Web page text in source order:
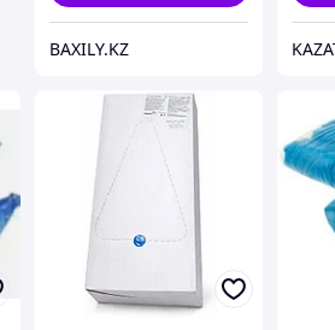
BAXILY.KZ